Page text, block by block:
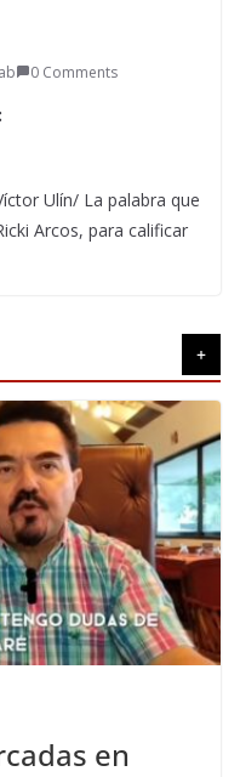
0 Comments
Ulín/ La palabra que
Arcos, para calificar
+
en